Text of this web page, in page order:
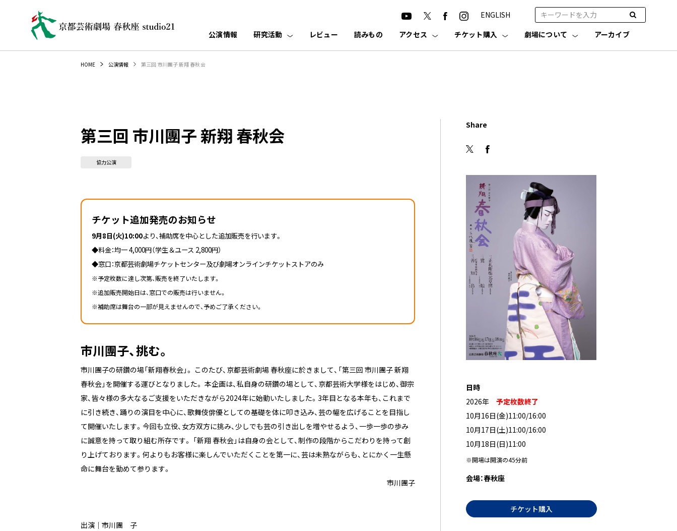
ENGLISH
公演情報
研究活動 レビュー 読みもの アクセス チケット購入 劇場について アーカイブ
HOME 公演情報 第三回 市川團子 新翔 春秋会
第三回 市川團子 新翔 春秋会
協力公演
チケット追加発売のお知らせ
9月8日(火)10:00より、補助席を中心とした追加販売を行います。
◆料金：均一 4,000円（学生＆ユース 2,800円）
◆窓口：京都芸術劇場チケットセンター及び劇場オンラインチケットストアのみ
※予定枚数に達し次第、販売を終了いたします。
※追加販売開始日は、窓口での販売は行いません。
※補助席は舞台の一部が見えませんので、予めご了承ください。
市川團子、挑む。
市川團子の研鑽の場「新翔春秋会」。 このたび、京都芸術劇場 春秋座に於きまして、「第三回 市川團子 新翔
春秋会」を開催する運びとなりました。 本企画は、私自身の研鑽の場として、京都芸術大学様をはじめ、御宗
家、皆々様の多大なるご支援をいただきながら2024年に始動いたしました。3年目となる本年も、これまで
に引き続き、踊りの演目を中心に、歌舞伎俳優としての基礎を体に叩き込み、芸の幅を広げることを目指し
て開催いたします。今回も立役、女方双方に挑み、少しでも芸の引き出しを増やせるよう、一歩一歩の歩み
に誠意を持って取り組む所存です。 「新翔 春秋会」は自身の会として、制作の段階からこだわりを持って創
り上げております。何よりもお客様に楽しんでいただくことを第一に、芸は未熟ながらも、とにかく一生懸
命に舞台を勤めて参ります。
市川團子
出演｜市川團 子
Share
日時
2026年 予定枚数終了
10月16日(金)11:00/16:00
10月17日(土)11:00/16:00
10月18日(日)11:00
※開場は開演の45分前
会場：春秋座
チケット購入